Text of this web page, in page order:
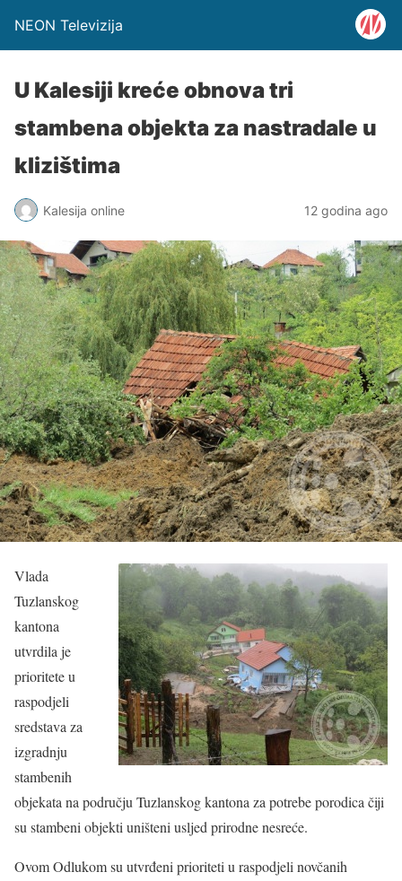
NEON Televizija
U Kalesiji kreće obnova tri
stambena objekta za nastradale u
klizištima
Kalesija online 12 godina ago
Vlada
Tuzlanskog
kantona
utvrdila je
prioritete u
raspodjeli
sredstava za
izgradnju
stambenih
objekata na području Tuzlanskog kantona za potrebe porodica čiji
su stambeni objekti uništeni usljed prirodne nesreće.
Ovom Odlukom su utvrđeni prioriteti u raspodjeli novčanih